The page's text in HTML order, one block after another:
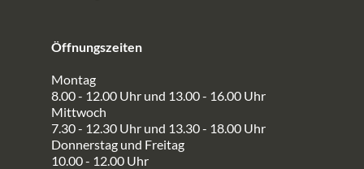
Öffnungszeiten
Montag
8.00 - 12.00 Uhr und 13.00 - 16.00 Uhr
Mittwoch
7.30 - 12.30 Uhr und 13.30 - 18.00 Uhr
Donnerstag und Freitag
10.00 - 12.00 Uhr